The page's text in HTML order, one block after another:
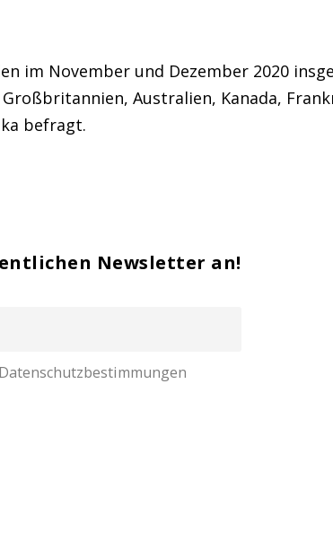
im November und Dezember 2020
Australien, Kanada,
befragt.
Newsletter an!